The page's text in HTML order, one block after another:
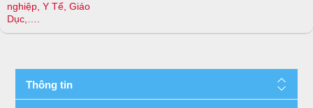
nghiệp, Y Tế, Giáo
Dục,….
Thông tin